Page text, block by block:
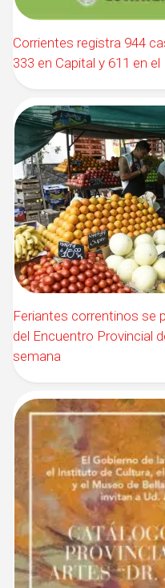
Corrientes registra 944
333 en Capital y 611 en
Feriantes correntinos se
del Encuentro Provincial
semana